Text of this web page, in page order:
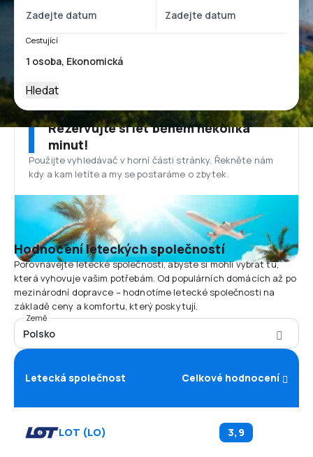
Cestující
Hledat
Rezervujte si let během několika
minut!
Použijte vyhledávač v horní části stránky. Řekněte nám
kdy a kam letíte a my se postaráme o zbytek.
Hodnocení leteckých společností
Porovnávejte letecké společnosti, abyste si mohli vybrat tu,
která vyhovuje vašim potřebám. Od populárních domácích až po
mezinárodní dopravce – hodnotíme letecké společnosti na
základě ceny a komfortu, který poskytují.
Země
Polsko
Letecká společnost Celkové hodnocení
LOT (LO) 3,9